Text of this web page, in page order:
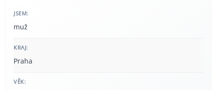
JSEM:
muž
KRAJ:
Praha
VĚK: